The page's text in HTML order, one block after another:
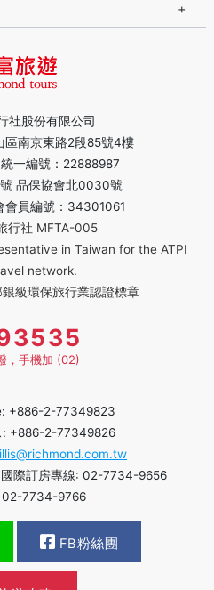
社股份有限公司
區南京東路2段85號4樓
一編號：22888987
品保協會北0030號
會員編號：34301061
行社 MFTA-005
in Taiwan for the ATPI
network.
級環保旅行業認證標章
，手機加 (02)
+886-2-77349823
: +886-2-77349826
際訂房專線: 02-7734-9656
02-7734-9766
FB粉絲團